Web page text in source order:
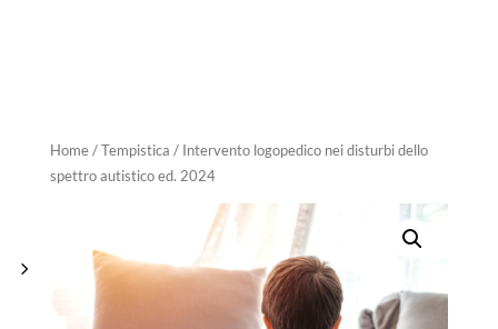
Home/Tempistica / Intervento logopedico nei disturbi dello
spettro autistico ed. 2024